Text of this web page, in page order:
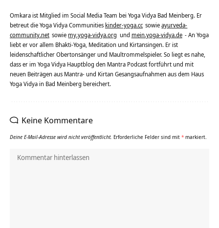
Omkara ist Mitglied im Social Media Team bei Yoga Vidya Bad Meinberg. Er
betreut die Yoga Vidya Communities kinder-yoga.cc sowieayurveda-
community.net sowie my.yoga-vidya.org und mein.yoga-vidya.de - An Yoga
liebt er vor allem Bhakti-Yoga, Meditation und Kirtansingen. Er ist
leidenschaftlicher Obertonsänger und Maultrommelspieler. So liegt es nahe,
dass er im Yoga Vidya Hauptblog den Mantra Podcast fortführt und mit
neuen Beiträgen aus Mantra- und Kirtan Gesangsaufnahmen aus dem Haus
Yoga Vidya in Bad Meinberg bereichert.
Keine Kommentare
Deine E-Mail-Adresse wird nicht veröffentlicht. Erforderliche Felder sind mit * markiert.